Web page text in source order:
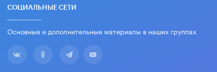
СОЦИАЛЬНЫЕ СЕТИ
Основные и дополнительные материалы в наших группах